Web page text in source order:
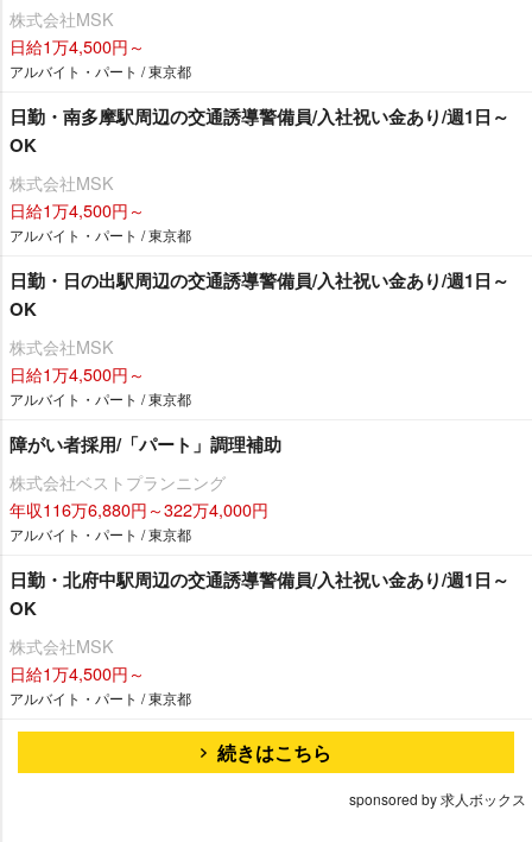
株式会社MSK
日給1万4,500円～
アルバイト・パート / 東京都
日勤・南多摩駅周辺の交通誘導警備員/入社祝い金あり/週1日～
OK
株式会社MSK
日給1万4,500円～
アルバイト・パート / 東京都
日勤・日の出駅周辺の交通誘導警備員/入社祝い金あり/週1日～
OK
株式会社MSK
日給1万4,500円～
アルバイト・パート / 東京都
障がい者採用/「パート」調理補助
株式会社ベストプランニング
年収116万6,880円～322万4,000円
アルバイト・パート / 東京都
日勤・北府中駅周辺の交通誘導警備員/入社祝い金あり/週1日～
OK
株式会社MSK
日給1万4,500円～
アルバイト・パート / 東京都
続きはこちら
sponsored by 求人ボックス